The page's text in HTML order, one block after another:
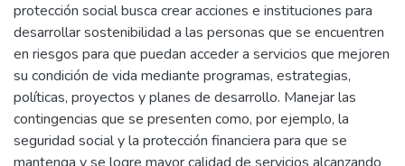
protección social busca crear acciones e instituciones para
desarrollar sostenibilidad a las personas que se encuentren
en riesgos para que puedan acceder a servicios que mejoren
su condición de vida mediante programas, estrategias,
políticas, proyectos y planes de desarrollo. Manejar las
contingencias que se presenten como, por ejemplo, la
seguridad social y la protección financiera para que se